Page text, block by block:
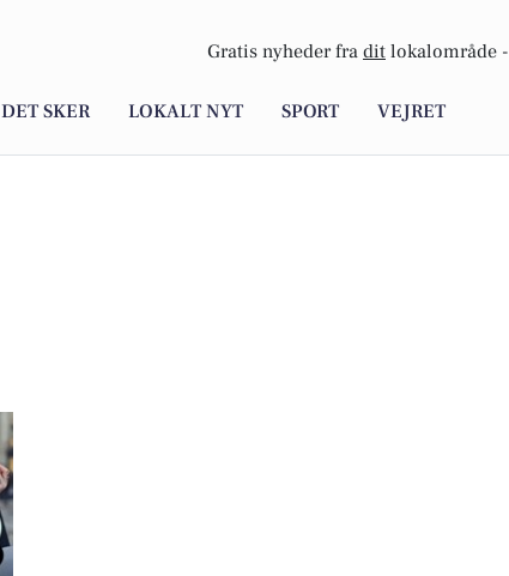
Gratis nyheder fra dit lokalområde -
DET SKER LOKALT NYT SPORT VEJRET